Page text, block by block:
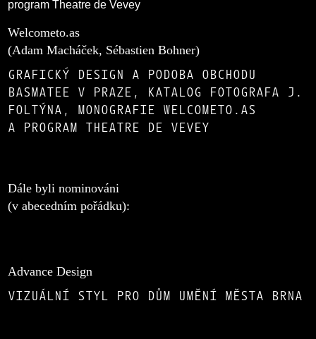
Welcometo.as
(Adam Macháček, Sébastien Bohner)
GRAFICKÝ DESIGN A PODOBA OBCHODU
BASMATEE V PRAZE, KATALOG FOTOGRAFA J.
FOLTÝNA, MONOGRAFIE WELCOMETO.AS
A PROGRAM THEATRE DE VEVEY
Dále byli nominováni
(v abecedním pořádku):
Advance Design
VIZUÁLNÍ STYL PRO DŮM UMĚNÍ MĚSTA BRNA